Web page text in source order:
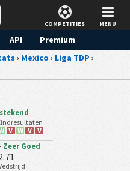
COMPETITIES MENU
API Premium
› Mexico › Liga TDP ›
V W V
V
Zeer Goed